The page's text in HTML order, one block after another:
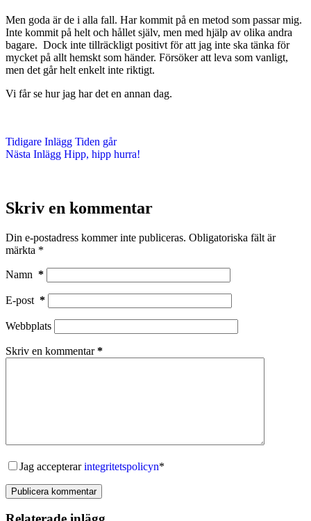
Men goda är de i alla fall. Har kommit på en metod som passar mig.
Inte kommit på helt och hållet själv, men med hjälp av olika andra
bagare. Dock inte tillräckligt positivt för att jag inte ska tänka för
mycket på allt hemskt som händer. Försöker att leva som vanligt,
men det går helt enkelt inte riktigt.
Vi får se hur jag har det en annan dag.
Tidigare Inlägg Tiden går
Nästa Inlägg Hipp, hipp hurra!
Skriv en kommentar
Din e-postadress kommer inte publiceras. Obligatoriska fält är
märkta *
Namn *
E-post *
Webbplats
Skriv en kommentar*
Jag accepterarintegritetspolicyn*
Publicera kommentar